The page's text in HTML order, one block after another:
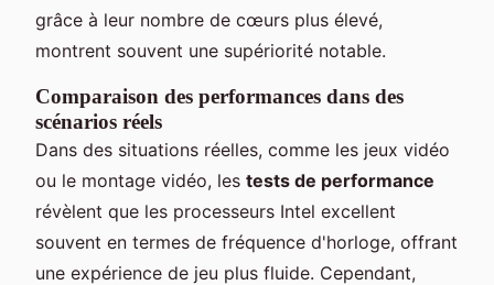
grâce à leur nombre de cœurs plus élevé,
montrent souvent une supériorité notable.
Comparaison des performances dans des
scénarios réels
Dans des situations réelles, comme les jeux vidéo
ou le montage vidéo, les tests de performance
révèlent que les processeurs Intel excellent
souvent en termes de fréquence d'horloge, offrant
une expérience de jeu plus fluide. Cependant,